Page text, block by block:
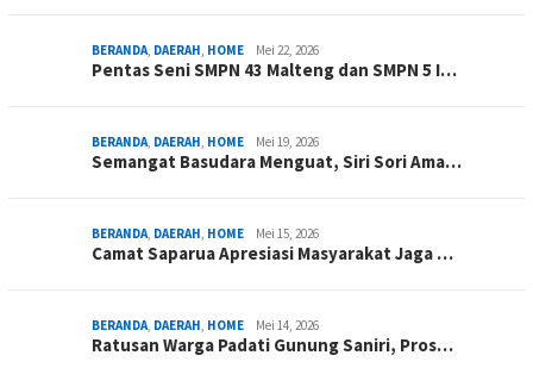
BERANDA, DAERAH, HOME Mei 22, 2026
Pentas Seni SMPN 43 Malteng dan SMPN 5 I…
BERANDA, DAERAH, HOME Mei 19, 2026
Semangat Basudara Menguat, Siri Sori Ama…
BERANDA, DAERAH, HOME Mei 15, 2026
Camat Saparua Apresiasi Masyarakat Jaga …
BERANDA, DAERAH, HOME Mei 14, 2026
Ratusan Warga Padati Gunung Saniri, Pros…